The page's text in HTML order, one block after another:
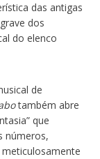
das antigas
dos
do elenco
de
também abre
que
números,